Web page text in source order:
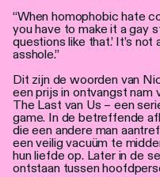
“When homophobic hate
you have to make it a gay
questions like that.’ It’s
asshole.”
Dit zijn de woorden van
een prijs in ontvangst nam
The Last van Us – een
game. In de betreffende
die een andere man
een veilig vacuüm te
hun liefde op. Later in de
ontstaan tussen